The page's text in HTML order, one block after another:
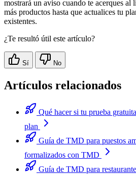
mostrará un aviso cuando te acerques al
más productos hasta que actualices tu
existentes.
¿Te resultó útil este artículo?
Sí No
Artículos relacionados
Qué hacer si tu prueba
plan
Guía de TMD para puestos
formalizados con TMD
Guía de TMD para